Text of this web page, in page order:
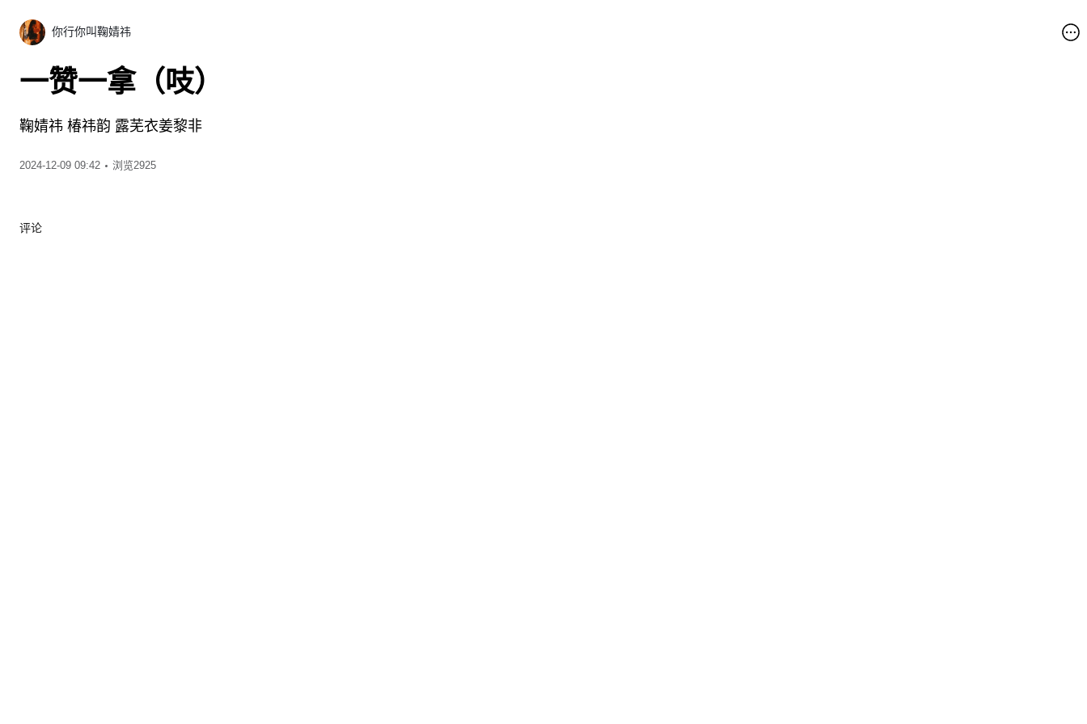
你行你叫鞠婧祎
一赞一拿（吱）
鞠婧祎 椿祎韵 露芜衣姜黎非
2024-12-09 09:42 浏览2925
评论